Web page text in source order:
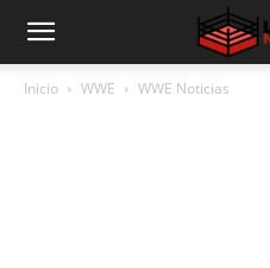
Inicio WWE WWE Noticias